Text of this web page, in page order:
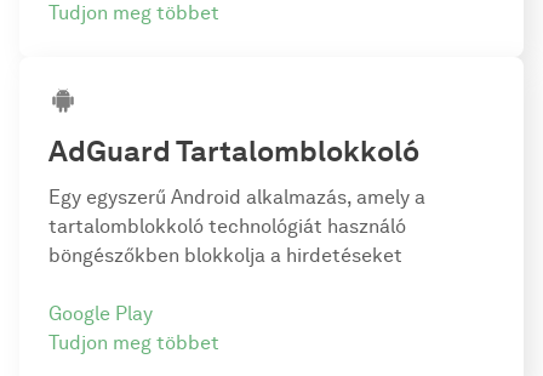
Tudjon meg többet
AdGuard Tartalomblokkoló
Egy egyszerű Android alkalmazás, amely a
tartalomblokkoló technológiát használó
böngészőkben blokkolja a hirdetéseket
Tudjon meg többet
Google Play